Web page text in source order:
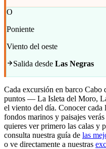
O
Poniente
Viento del oeste
Salida desde Las Negras
Cada excursión en barco Cabo
puntos — La Isleta del Moro,
el viento del día. Conocer cada
fondos marinos y paisajes
quieres ver primero las calas y
consulta nuestra guía de las
o ve directamente a nuestras